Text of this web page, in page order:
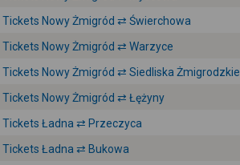
Tickets Nowy Żmigród ⇄ Świerchowa
Tickets Nowy Żmigród ⇄ Warzyce
Tickets Nowy Żmigród ⇄ Siedliska Żmigrodzkie
Tickets Nowy Żmigród ⇄ Łężyny
Tickets Ładna ⇄ Przeczyca
Tickets Ładna ⇄ Bukowa